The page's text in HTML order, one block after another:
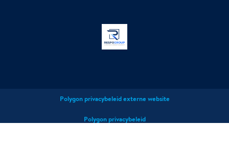
Polygon privacybeleid externe website
Polygon privacybeleid